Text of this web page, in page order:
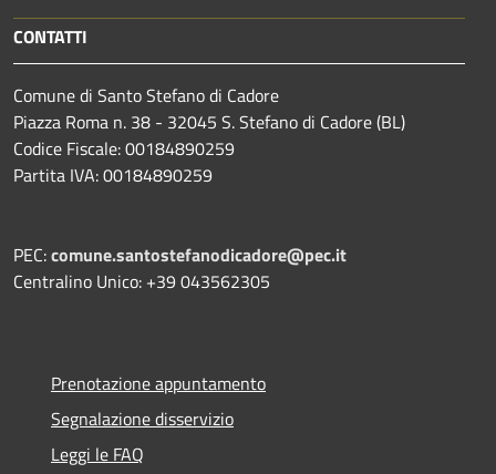
CONTATTI
Comune di Santo Stefano di Cadore
Piazza Roma n. 38 - 32045 S. Stefano di Cadore (BL)
Codice Fiscale: 00184890259
Partita IVA: 00184890259
PEC:comune.santostefanodicadore@pec.it
Centralino Unico: +39 043562305
Prenotazione appuntamento
Segnalazione disservizio
Leggi le FAQ